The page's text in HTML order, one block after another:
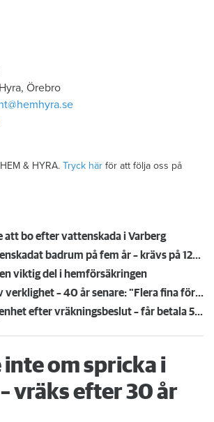
Örebro
& HYRA. Tryck här för att följa oss på
bo efter vattenskada i Varberg
Anmälde inte vattenskadat badrum på fem år – krävs på 125 000 kronor
viktig del i hemförsäkringen
Kompisdealen blev verklighet – 40 år senare: "Flera fina fördelar med att dela bostad"
Kvinna kapade lägenhet efter vräkningsbeslut – får betala 50 000
inte om spricka i
vräks efter 30 år